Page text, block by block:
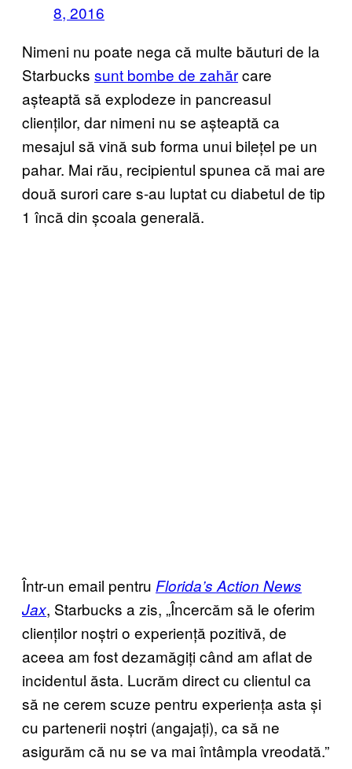
8, 2016
Nimeni nu poate nega că multe băuturi de la
Starbucks sunt bombe de zahărcare
așteaptă să explodeze in pancreasul
clienților, dar nimeni nu se așteaptă ca
mesajul să vină sub forma unui bilețel pe un
pahar. Mai rău, recipientul spunea că mai are
două surori care s-au luptat cu diabetul de tip
1 încă din școala generală.
Într-un email pentru Florida’s Action News
Jax, Starbucks a zis, „Încercăm să le oferim
clienților noștri o experiență pozitivă, de
aceea am fost dezamăgiți când am aflat de
incidentul ăsta. Lucrăm direct cu clientul ca
să ne cerem scuze pentru experiența asta și
cu partenerii noștri (angajați), ca să ne
asigurăm că nu se va mai întâmpla vreodată.”